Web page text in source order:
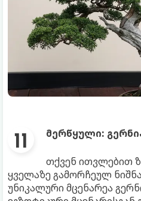
მერწყული:
თქვენ ითვლებით
ყველაზე გამორჩეულ
უნიკალური მცენარეა